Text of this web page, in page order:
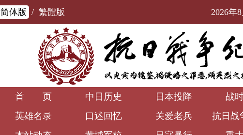
简体版 / 繁體版 2026年
首 页 中日历史 日本投降 战
英雄名录
口述回忆 关爱老兵 抗日战